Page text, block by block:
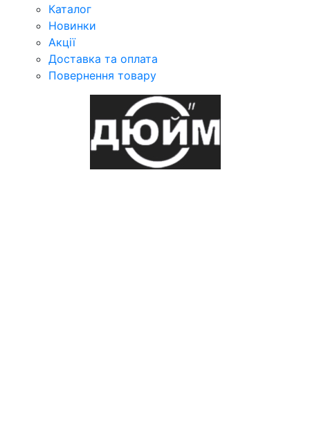
Каталог
Новинки
Акції
Доставка та оплата
Повернення товару